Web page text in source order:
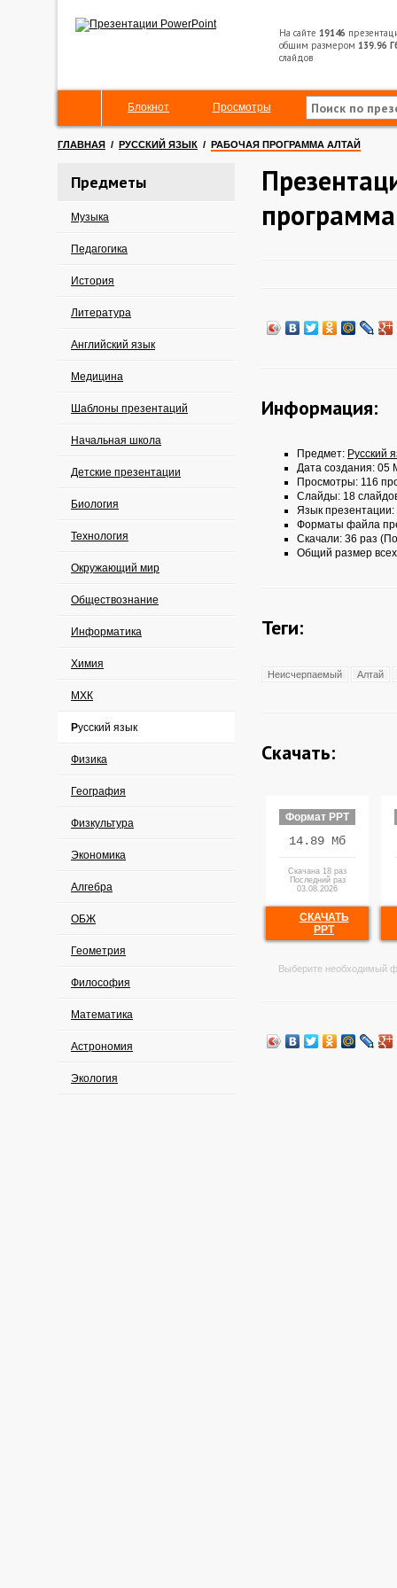
На сайте 19146
общим размером 139.96
слайдов
Блокнот Просмотры
ГЛАВНАЯ / РУССКИЙ ЯЗЫК / РАБОЧАЯ ПРОГРАММА АЛТАЙ
Предметы
Музыка
Педагогика
История
Литература
Английский язык
Медицина
Шаблоны презентаций
Начальная школа
Детские презентации
Биология
Технология
Окружающий мир
Обществознание
Информатика
Химия
МХК
Русский язык
Физика
География
Физкультура
Экономика
Алгебра
ОБЖ
Геометрия
Философия
Математика
Астрономия
Экология
Информация:
Предмет: Русский
Дата создания: 05
Просмотры: 116
Слайды: 18
Язык презентации:
Форматы файла
Скачали: 36 раз
Общий размер
Теги:
Неисчерпаемый Алтай
Скачать:
Формат PPT
14.89 Мб
Скачана 18 раз
Последний раз
03.08.2026
СКАЧАТЬ
PPT
Выберите необходимый